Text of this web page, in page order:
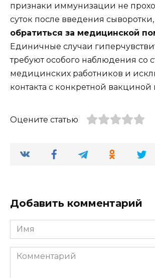
признаки иммунизации не
суток после введения сыворотки,
обратиться за медицинской
Единичные случаи
требуют особого наблюдения со
медицинских работников и
контакта с конкретной
Оцените статью
Добавить комментарий
Имя
Комментарий